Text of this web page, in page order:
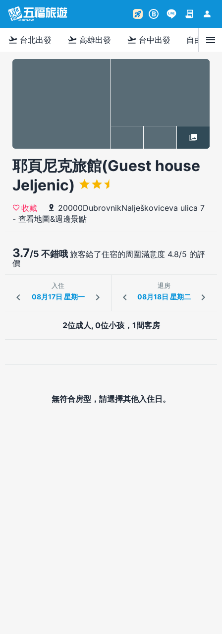
rocket_launch B contract person
flight_takeoff 台北出發 flight_takeoff 高雄出發 flight_takeoff 台中出發 自由行menu
耶頁尼克旅館(Guest house
Jeljenic)
收藏
20000DubrovnikNalješkoviceva ulica 7
- 查看地圖&週邊景點
3.7/5 不錯哦 旅客給了住宿的周圍滿意度 4.8/5 的評
價
入住 退房
2位成人, 0位小孩，1間客房
無符合房型，請選擇其他入住日。